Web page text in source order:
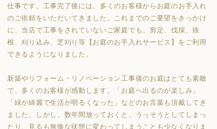
仕事です。工事完了後には、多くのお客様からお庭のお手入れ
のご依頼をいただいてきました。これまでのご要望をきっかけ
に、当店で工事をされていないご家庭でも、剪定、伐採、抜
根、刈り込み、芝刈り等【お庭のお手入れサービス】をご利用
できるようになりました。
新築やリフォーム・リノベーション工事後のお庭はとても素敵
で、多くのお客様が感動します。「お庭へ出るのが楽しみ」
「緑が綺麗で生活が明るくなった」などのお言葉も頂戴してき
ました。しかし、数年間放っておくと、うっそうとしてしまっ
たり、見るも無惨な状態に変わってしまうことも少なくなりま